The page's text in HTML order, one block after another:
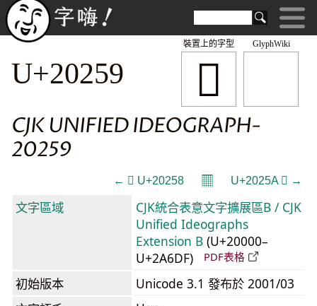
GlyphWiki
𠉙
裝置上的字型
U+20259
CJK UNIFIED IDEOGRAPH-
20259
← 𠉘 U+20258 𝄜 U+2025A 𠉚 →
文字區域
CJK統合表意文字擴展區B / CJK
Unified Ideographs
Extension B (U+20000–
U+2A6DF)
PDF表格
初始版本
Unicode 3.1 發布於 2001/03